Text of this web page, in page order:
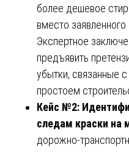
более дешевое
вместо заявленного
Экспертное
предъявить
убытки, связанные
простоем
Кейс №2:
следам краски на
дорожно-